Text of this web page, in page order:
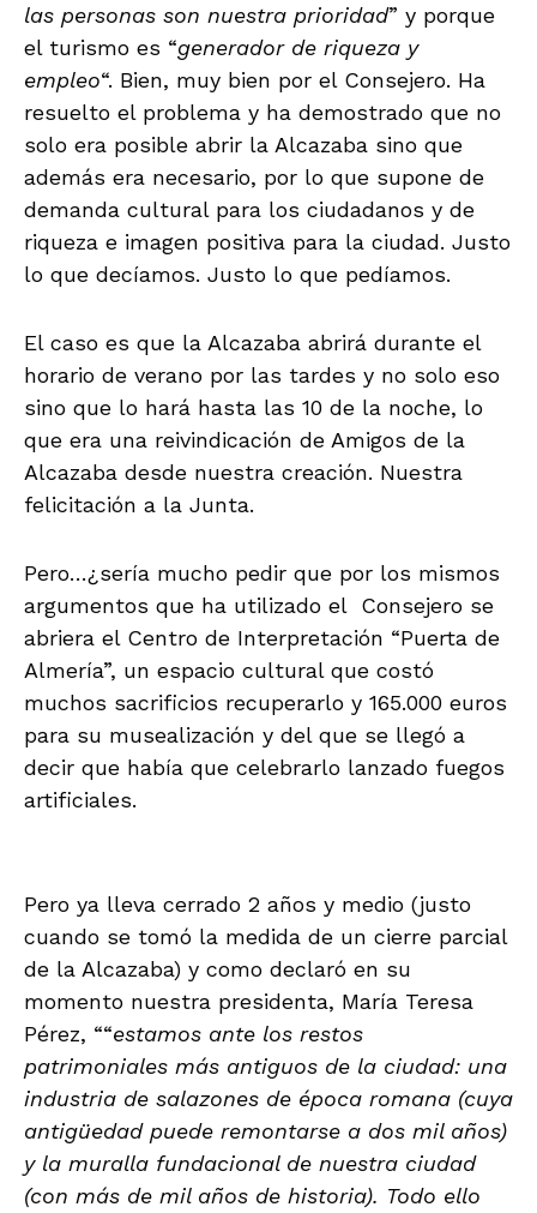
las personas son nuestra prioridad” y porque
el turismo es “generador de riqueza y
empleo“. Bien, muy bien por el Consejero. Ha
resuelto el problema y ha demostrado que no
solo era posible abrir la Alcazaba sino que
además era necesario, por lo que supone de
demanda cultural para los ciudadanos y de
riqueza e imagen positiva para la ciudad. Justo
lo que decíamos. Justo lo que pedíamos.
El caso es que la Alcazaba abrirá durante el
horario de verano por las tardes y no solo eso
sino que lo hará hasta las 10 de la noche, lo
que era una reivindicación de Amigos de la
Alcazaba desde nuestra creación. Nuestra
felicitación a la Junta.
Pero…¿sería mucho pedir que por los mismos
argumentos que ha utilizado el Consejero se
abriera el Centro de Interpretación “Puerta de
Almería”, un espacio cultural que costó
muchos sacrificios recuperarlo y 165.000 euros
para su musealización y del que se llegó a
decir que había que celebrarlo lanzado fuegos
artificiales.
Pero ya lleva cerrado 2 años y medio (justo
cuando se tomó la medida de un cierre parcial
de la Alcazaba) y como declaró en su
momento nuestra presidenta, María Teresa
Pérez, ““estamos ante los restos
patrimoniales más antiguos de la ciudad: una
industria de salazones de época romana (cuya
antigüedad puede remontarse a dos mil años)
y la muralla fundacional de nuestra ciudad
(con más de mil años de historia). Todo ello